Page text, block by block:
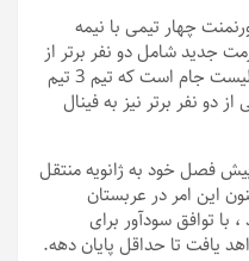
یک تورنمنت چهار تیمی با نیمه
جدید شامل دو نفر برتر از
فصل قبل از لالیگا و همچنین دو فینالیست جام است که تیم 3 تیم
دو نفر برتر نیز به فینال
فصل خود به ژانویه منتقل
این امر در عربستان
با توافق سودآور برای
یافت تا حداقل پایان دهه.